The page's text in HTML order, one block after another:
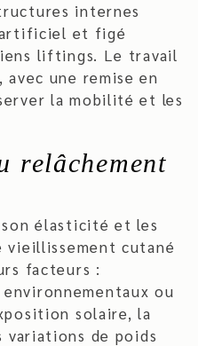
internes
et figé
liftings. Le travail
une remise en
la mobilité et les
relâchement
son élasticité et les
vieillissement cutané
facteurs :
ou
solaire, la
de poids